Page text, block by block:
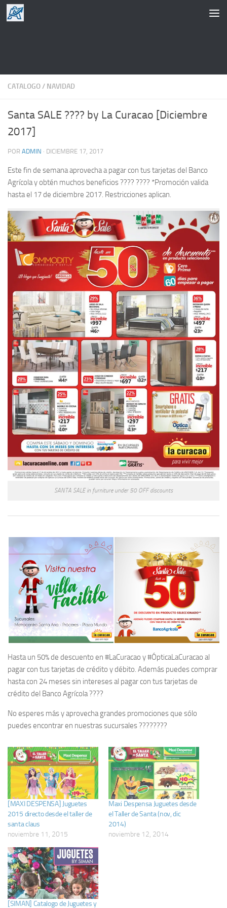
Saltar al contenido
CATALOGO/ NAVIDAD
Santa SALE ???? by La Curacao [Diciembre
2017]
POR ADMIN · DICIEMBRE 17, 2017
Este fin de semana aprovecha a pagar con tus tarjetas del Banco
Agrícola y obtén muchos beneficios ???? ???? *Promoción valida
hasta el 17 de diciembre 2017. Restricciones aplican.
SANTA SALE in furniture under 50 OFF discounts
Hasta un 50% de descuento en #LaCuracao y #ÓpticaLaCuracao al
pagar con tus tarjetas de crédito y débito. Además puedes comprar
hasta con 24 meses sin intereses al pagar con tus tarjetas de
crédito del Banco Agrícola ????
No esperes más y aprovecha grandes promociones que sólo
puedes encontrar en nuestras sucursales ????????
[MAXI DESPENSA] Juguetes
2015 directo desde el taller de
santa claus
noviembre 11, 2015
Maxi Despensa Juguetes desde
el Taller de Santa (nov, dic
2014)
noviembre 12, 2014
[SIMAN] Catalogo de Juguetes y